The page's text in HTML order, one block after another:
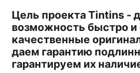
Цель проекта Tintins -
возможность быстро и
качественные
даем гарантию
гарантируем их